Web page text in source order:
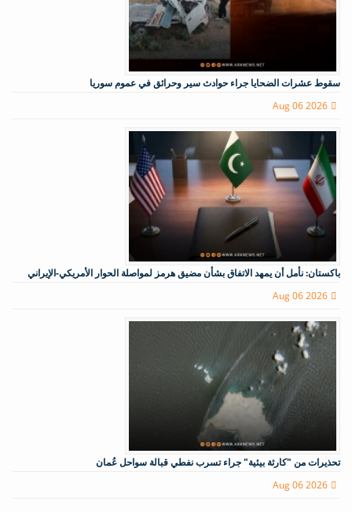
سقوط عشرات الضحايا جراء حوادث سير وحرائق في عموم سوريا
Aug 06 2026
باكستان: نأمل أن يمهد الاتفاق بشأن مضيق هرمز لمواصلة الحوار الأمريكي-الإيراني
Aug 06 2026
تحذيرات من "كارثة بيئية" جراء تسرب نفطي قبالة سواحل عُمان
Aug 06 2026